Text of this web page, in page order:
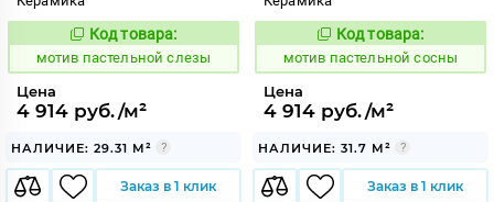
1039971
Код товара:
мотив пастельной слезы
Цена
4 914 руб./м²
НАЛИЧИЕ: 29.31 М²
Заказ в 1 клик
1039972
Код товара:
мотив пастельной сосны
Цена
4 914 руб./м²
НАЛИЧИЕ: 31.7 М²
Заказ в 1 клик